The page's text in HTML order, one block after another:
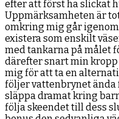
efter att först ha slickat
Uppmärksamheten är
omkring mig går
existera som enskilt
med tankarna på målet
därefter snart min kropp
mig för att ta en
följer vattenbrynet
släppa dramat kring
följa skeendet till dess